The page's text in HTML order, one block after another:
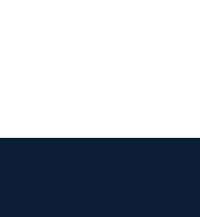
para